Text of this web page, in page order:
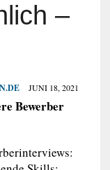
–
JUNI 18, 2021
Bewerber